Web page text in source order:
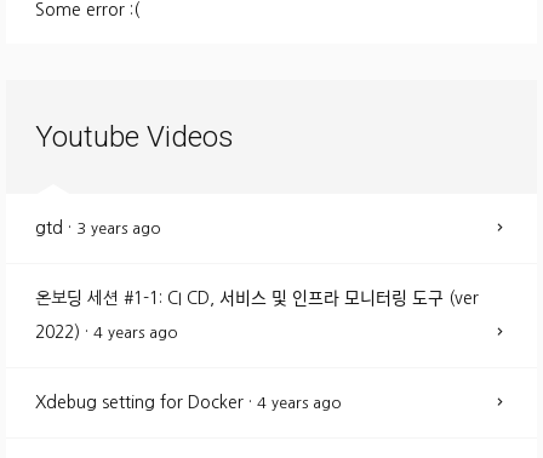
Some error :(
Youtube Videos
gtd · 3 years ago
온보딩 세션 #1-1: CI CD, 서비스 및 인프라 모니터링 도구 (ver
2022) · 4 years ago
Xdebug setting for Docker · 4 years ago